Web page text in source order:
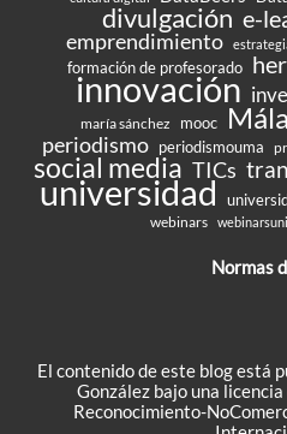
divulgación e-
emprendimiento
formación de profesorado
innovación
maría sánchez
mooc
periodismo periodismouma
social media TICs
universidad
webinars
Normas
El contenido de este blog está
González bajo una licencia
Reconocimiento-